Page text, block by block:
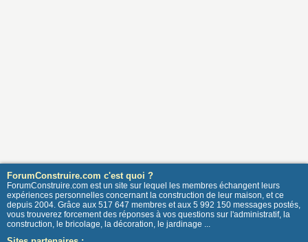
ForumConstruire.com c'est quoi ?
ForumConstruire.com est un site sur lequel les membres échangent leurs
expériences personnelles concernant la construction de leur maison, et ce
depuis 2004. Grâce aux 517 647 membres et aux 5 992 150 messages postés,
vous trouverez forcement des réponses à vos questions sur l'administratif, la
construction, le bricolage, la décoration, le jardinage ...